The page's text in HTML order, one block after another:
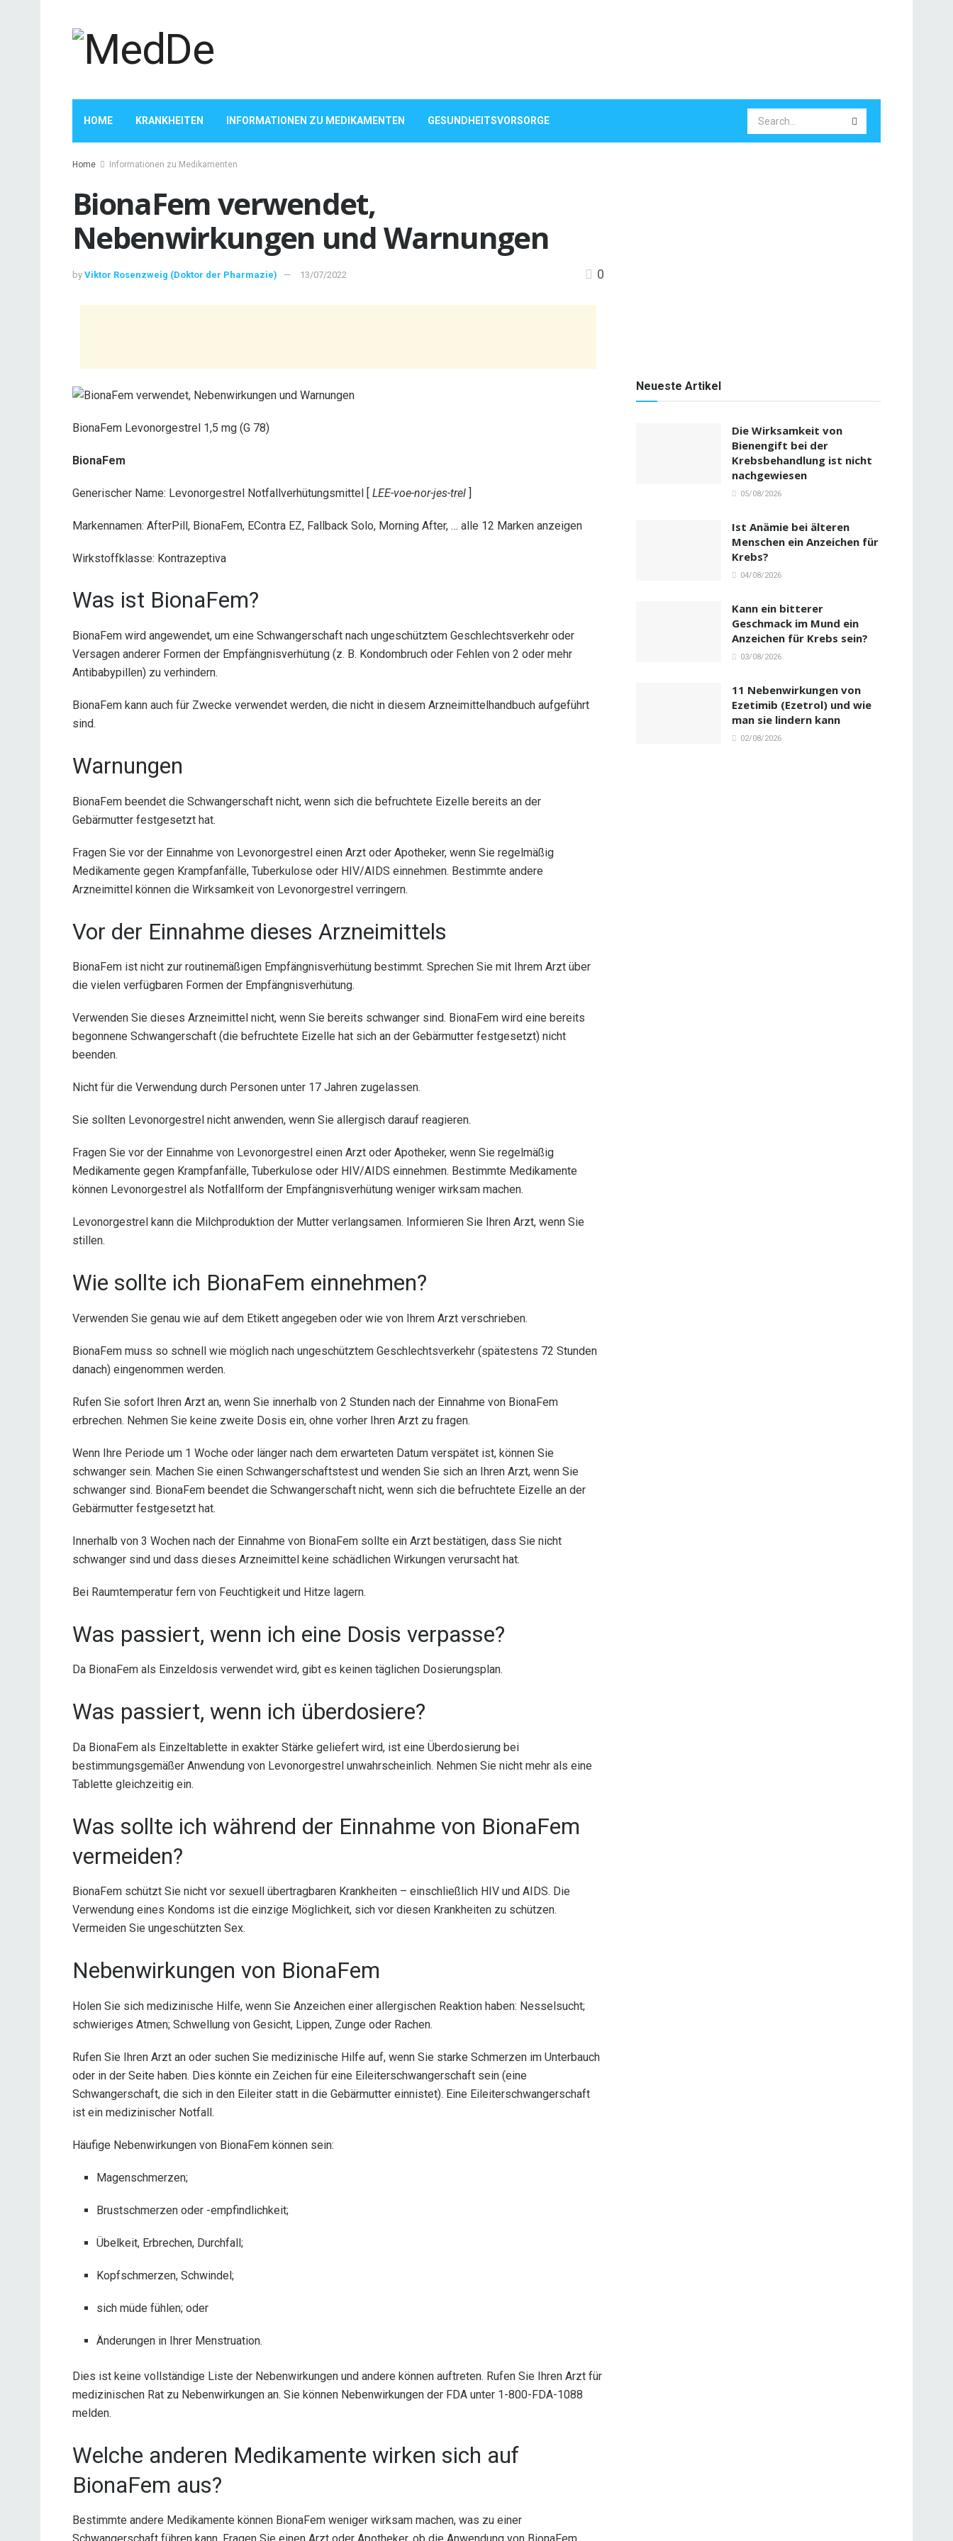
HOME KRANKHEITEN INFORMATIONEN ZU MEDIKAMENTEN GESUNDHEITSVORSORGE
Home Informationen zu Medikamenten
BionaFem verwendet,
Nebenwirkungen und Warnungen
by Viktor Rosenzweig (Doktor der Pharmazie) 13/07/2022 0
BionaFem Levonorgestrel 1,5 mg (G 78)
BionaFem
Generischer Name: Levonorgestrel Notfallverhütungsmittel [ LEE-voe-nor-jes-trel ]
Markennamen: AfterPill, BionaFem, EContra EZ, Fallback Solo, Morning After, … alle 12 Marken anzeigen
Wirkstoffklasse: Kontrazeptiva
Was ist BionaFem?
BionaFem wird angewendet, um eine Schwangerschaft nach ungeschütztem Geschlechtsverkehr oder
Versagen anderer Formen der Empfängnisverhütung (z. B. Kondombruch oder Fehlen von 2 oder mehr
Antibabypillen) zu verhindern.
BionaFem kann auch für Zwecke verwendet werden, die nicht in diesem Arzneimittelhandbuch aufgeführt
sind.
Warnungen
BionaFem beendet die Schwangerschaft nicht, wenn sich die befruchtete Eizelle bereits an der
Gebärmutter festgesetzt hat.
Fragen Sie vor der Einnahme von Levonorgestrel einen Arzt oder Apotheker, wenn Sie regelmäßig
Medikamente gegen Krampfanfälle, Tuberkulose oder HIV/AIDS einnehmen. Bestimmte andere
Arzneimittel können die Wirksamkeit von Levonorgestrel verringern.
Vor der Einnahme dieses Arzneimittels
BionaFem ist nicht zur routinemäßigen Empfängnisverhütung bestimmt. Sprechen Sie mit Ihrem Arzt über
die vielen verfügbaren Formen der Empfängnisverhütung.
Verwenden Sie dieses Arzneimittel nicht, wenn Sie bereits schwanger sind. BionaFem wird eine bereits
begonnene Schwangerschaft (die befruchtete Eizelle hat sich an der Gebärmutter festgesetzt) ​​nicht
beenden.
Nicht für die Verwendung durch Personen unter 17 Jahren zugelassen.
Sie sollten Levonorgestrel nicht anwenden, wenn Sie allergisch darauf reagieren.
Fragen Sie vor der Einnahme von Levonorgestrel einen Arzt oder Apotheker, wenn Sie regelmäßig
Medikamente gegen Krampfanfälle, Tuberkulose oder HIV/AIDS einnehmen. Bestimmte Medikamente
können Levonorgestrel als Notfallform der Empfängnisverhütung weniger wirksam machen.
Levonorgestrel kann die Milchproduktion der Mutter verlangsamen. Informieren Sie Ihren Arzt, wenn Sie
stillen.
Wie sollte ich BionaFem einnehmen?
Verwenden Sie genau wie auf dem Etikett angegeben oder wie von Ihrem Arzt verschrieben.
BionaFem muss so schnell wie möglich nach ungeschütztem Geschlechtsverkehr (spätestens 72 Stunden
danach) eingenommen werden.
Rufen Sie sofort Ihren Arzt an, wenn Sie innerhalb von 2 Stunden nach der Einnahme von BionaFem
erbrechen. Nehmen Sie keine zweite Dosis ein, ohne vorher Ihren Arzt zu fragen.
Wenn Ihre Periode um 1 Woche oder länger nach dem erwarteten Datum verspätet ist, können Sie
schwanger sein. Machen Sie einen Schwangerschaftstest und wenden Sie sich an Ihren Arzt, wenn Sie
schwanger sind. BionaFem beendet die Schwangerschaft nicht, wenn sich die befruchtete Eizelle an der
Gebärmutter festgesetzt hat.
Innerhalb von 3 Wochen nach der Einnahme von BionaFem sollte ein Arzt bestätigen, dass Sie nicht
schwanger sind und dass dieses Arzneimittel keine schädlichen Wirkungen verursacht hat.
Bei Raumtemperatur fern von Feuchtigkeit und Hitze lagern.
Was passiert, wenn ich eine Dosis verpasse?
Da BionaFem als Einzeldosis verwendet wird, gibt es keinen täglichen Dosierungsplan.
Was passiert, wenn ich überdosiere?
Da BionaFem als Einzeltablette in exakter Stärke geliefert wird, ist eine Überdosierung bei
bestimmungsgemäßer Anwendung von Levonorgestrel unwahrscheinlich. Nehmen Sie nicht mehr als eine
Tablette gleichzeitig ein.
Was sollte ich während der Einnahme von BionaFem
vermeiden?
BionaFem schützt Sie nicht vor sexuell übertragbaren Krankheiten – einschließlich HIV und AIDS. Die
Verwendung eines Kondoms ist die einzige Möglichkeit, sich vor diesen Krankheiten zu schützen.
Vermeiden Sie ungeschützten Sex.
Nebenwirkungen von BionaFem
Holen Sie sich medizinische Hilfe, wenn Sie Anzeichen einer allergischen Reaktion haben: Nesselsucht;
schwieriges Atmen; Schwellung von Gesicht, Lippen, Zunge oder Rachen.
Rufen Sie Ihren Arzt an oder suchen Sie medizinische Hilfe auf, wenn Sie starke Schmerzen im Unterbauch
oder in der Seite haben. Dies könnte ein Zeichen für eine Eileiterschwangerschaft sein (eine
Schwangerschaft, die sich in den Eileiter statt in die Gebärmutter einnistet). Eine Eileiterschwangerschaft
ist ein medizinischer Notfall.
Häufige Nebenwirkungen von BionaFem können sein:
Magenschmerzen;
Brustschmerzen oder -empfindlichkeit;
Übelkeit, Erbrechen, Durchfall;
Kopfschmerzen, Schwindel;
sich müde fühlen; oder
Änderungen in Ihrer Menstruation.
Dies ist keine vollständige Liste der Nebenwirkungen und andere können auftreten. Rufen Sie Ihren Arzt für
medizinischen Rat zu Nebenwirkungen an. Sie können Nebenwirkungen der FDA unter 1-800-FDA-1088
melden.
Welche anderen Medikamente wirken sich auf
BionaFem aus?
Bestimmte andere Medikamente können BionaFem weniger wirksam machen, was zu einer
Neueste Artikel
Die Wirksamkeit von
Bienengift bei der
Krebsbehandlung ist nicht
nachgewiesen
05/08/2026
Ist Anämie bei älteren
Menschen ein Anzeichen für
Krebs?
04/08/2026
Kann ein bitterer
Geschmack im Mund ein
Anzeichen für Krebs sein?
03/08/2026
11 Nebenwirkungen von
Ezetimib (Ezetrol) und wie
man sie lindern kann
02/08/2026